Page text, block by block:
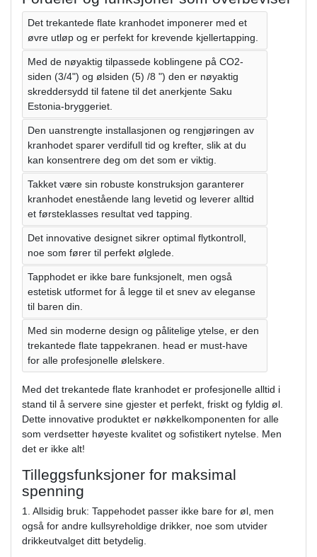
Det trekantede flate kranhodet imponerer med et
øvre utløp og er perfekt for krevende kjellertapping.
Med de nøyaktig tilpassede koblingene på CO2-
siden (3/4") og ølsiden (5) /8 ") den er nøyaktig
skreddersydd til fatene til det anerkjente Saku
Estonia-bryggeriet.
Den uanstrengte installasjonen og rengjøringen av
kranhodet sparer verdifull tid og krefter, slik at du
kan konsentrere deg om det som er viktig.
Takket være sin robuste konstruksjon garanterer
kranhodet enestående lang levetid og leverer alltid
et førsteklasses resultat ved tapping.
Det innovative designet sikrer optimal flytkontroll,
noe som fører til perfekt ølglede.
Tapphodet er ikke bare funksjonelt, men også
estetisk utformet for å legge til et snev av eleganse
til baren din.
Med sin moderne design og pålitelige ytelse, er den
trekantede flate tappekranen. head er must-have
for alle profesjonelle ølelskere.
Med det trekantede flate kranhodet er profesjonelle alltid i
stand til å servere sine gjester et perfekt, friskt og fyldig øl.
Dette innovative produktet er nøkkelkomponenten for alle
som verdsetter høyeste kvalitet og sofistikert nytelse. Men
det er ikke alt!
Tilleggsfunksjoner for maksimal
spenning
1. Allsidig bruk: Tappehodet passer ikke bare for øl, men
også for andre kullsyreholdige drikker, noe som utvider
drikkeutvalget ditt betydelig.